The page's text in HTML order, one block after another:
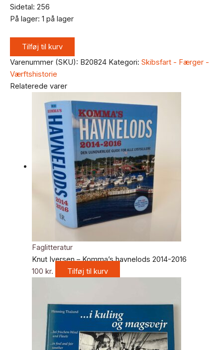
Sidetal: 256
På lager: 1 på lager
Tilføj til kurv
Varenummer (SKU): B20824 Kategori: Skibsfart - Færger -
Værftshistorie
Relaterede varer
Faglitteratur
Knut Iversen – Komma’s havnelods 2014-2016
100 kr. Tilføj til kurv